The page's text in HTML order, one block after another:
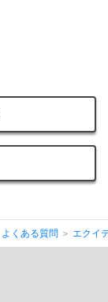
よくある質問 エクイ